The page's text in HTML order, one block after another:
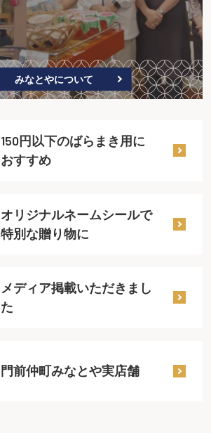
みなとやについて
150円以下のばらまき用に
おすすめ
オリジナルネームシールで
特別な贈り物に
メディア掲載いただきまし
た
門前仲町みなとや実店舗